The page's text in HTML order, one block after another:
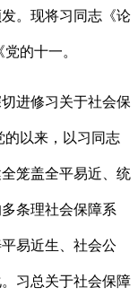
。现将习同志《论
的十一。
进修习关于社会保
的以来，以习同志
笼盖全平易近、统
条理社会保障系
易近生、社会公
习总关于社会保障